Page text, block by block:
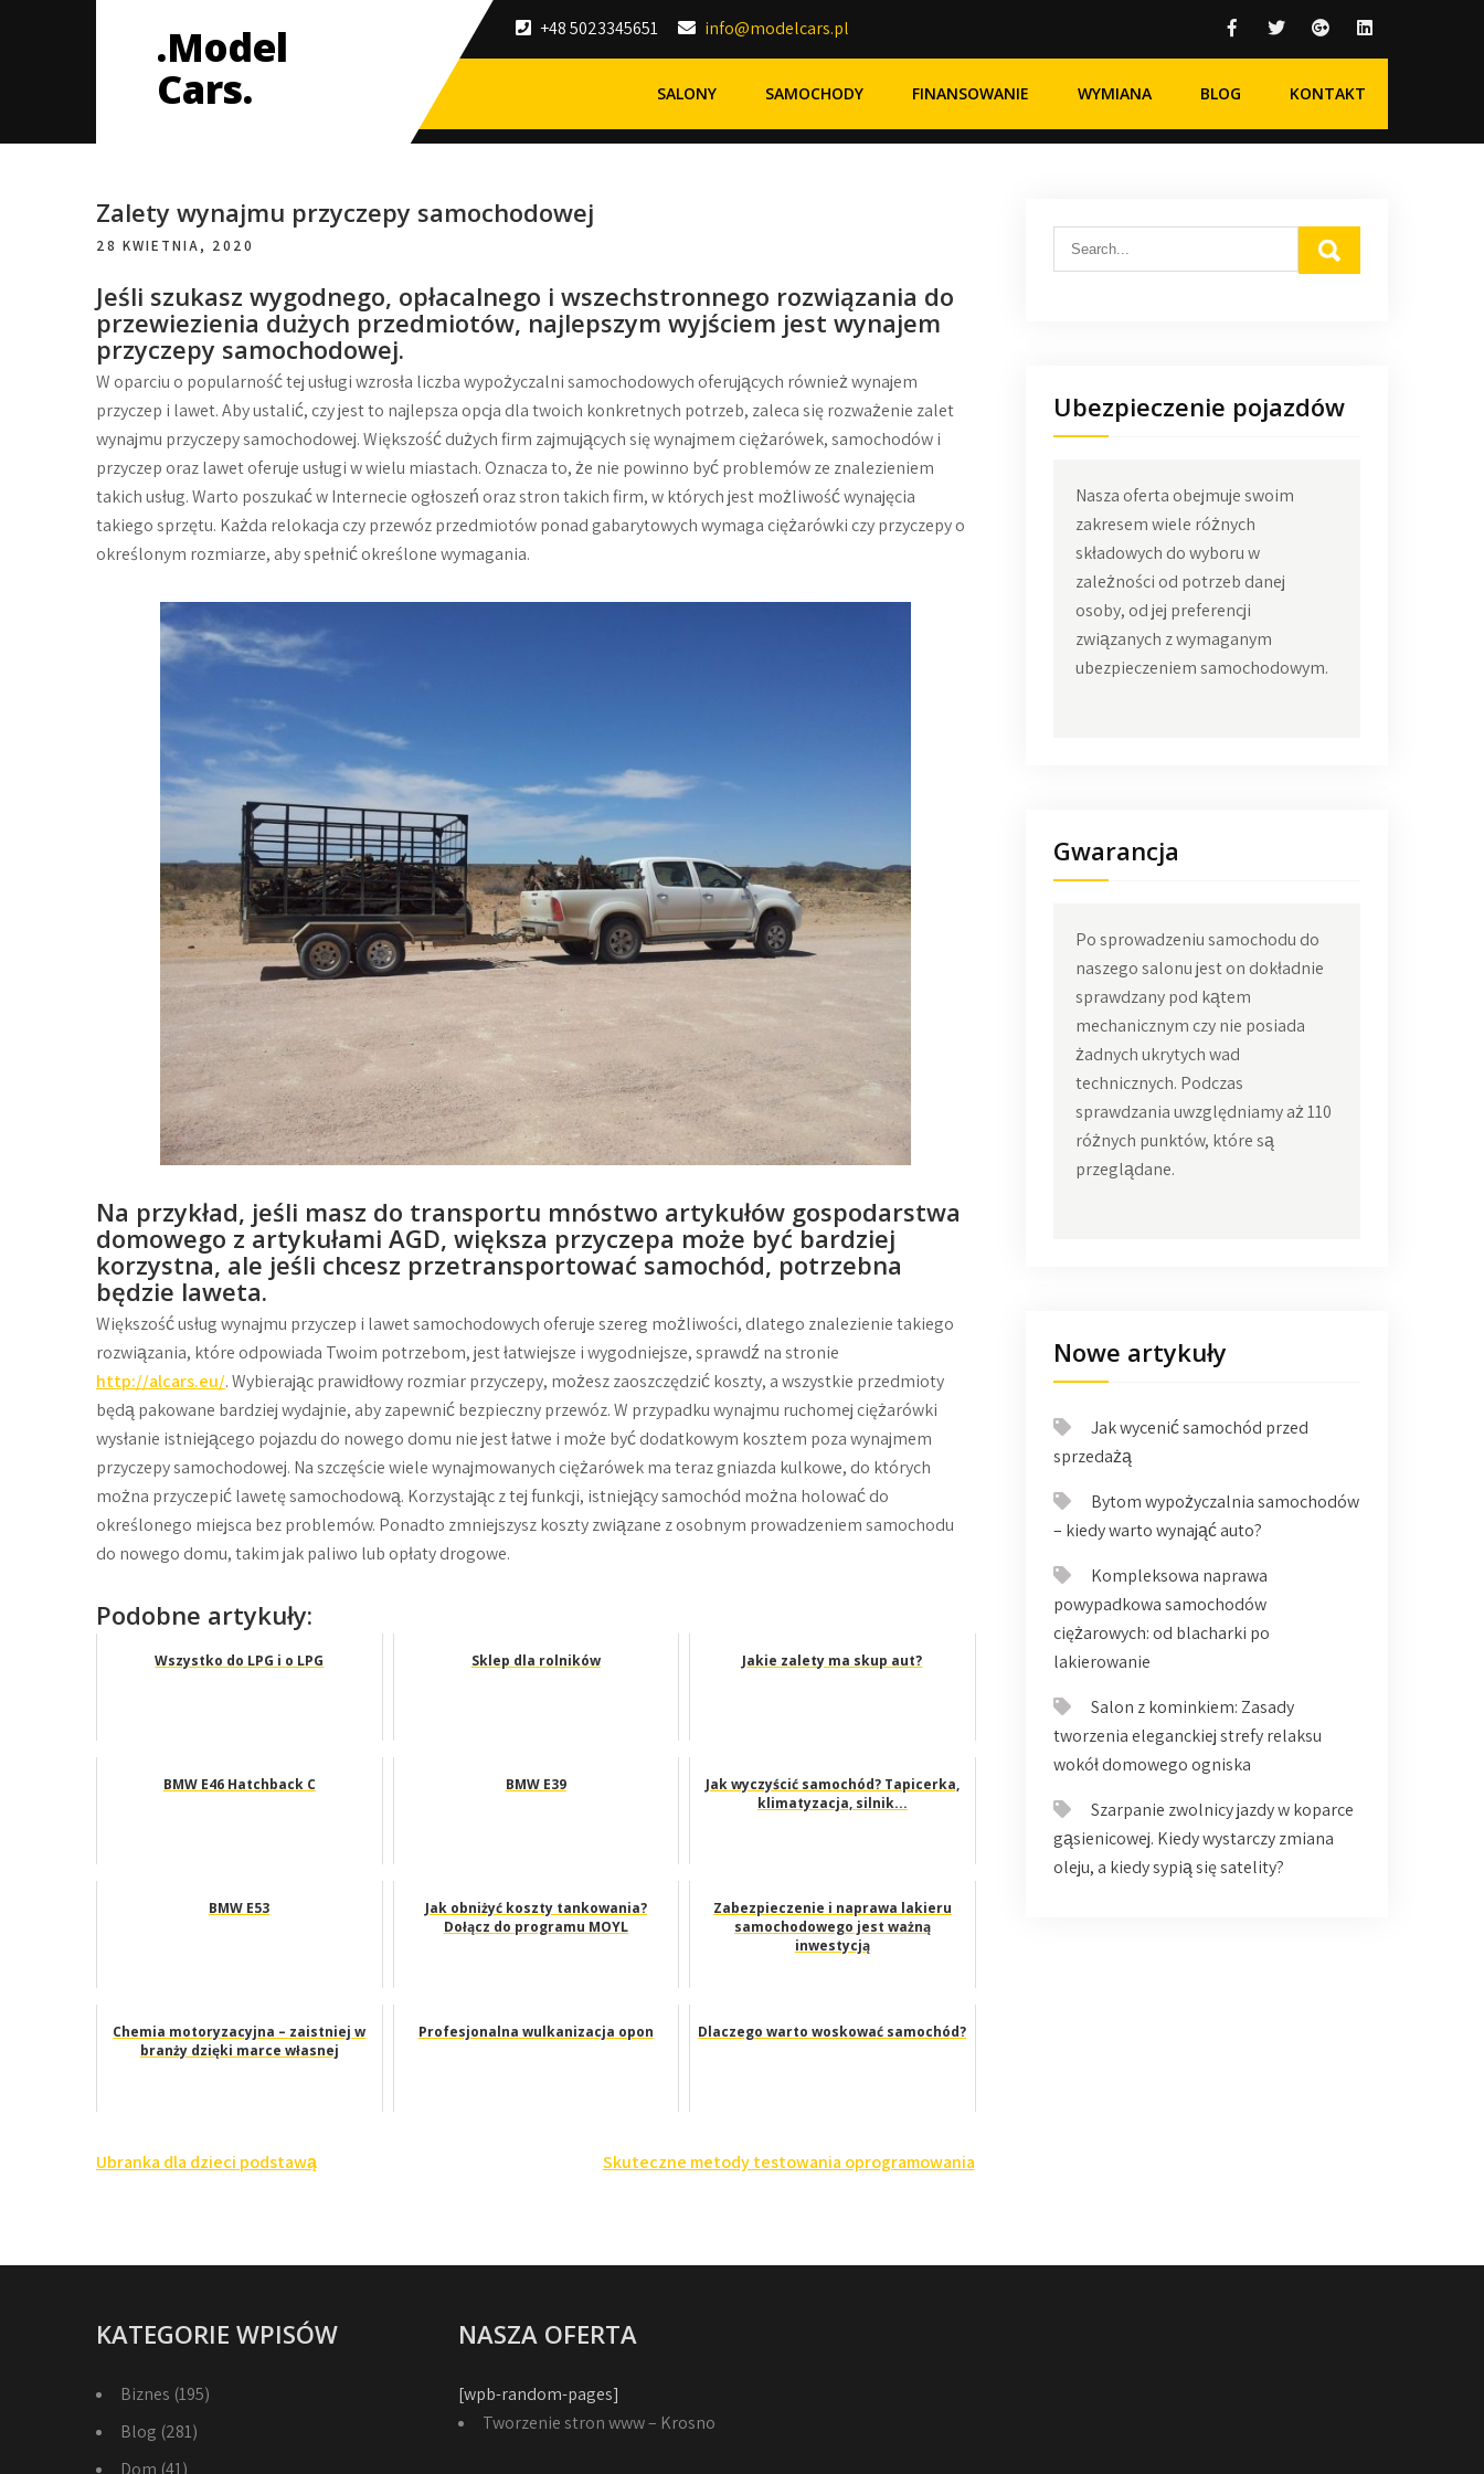
+48 5023345651 info@modelcars.pl
.Model
Cars.
SALONY SAMOCHODY FINANSOWANIE WYMIANA BLOG KONTAKT
Zalety wynajmu przyczepy samochodowej
28 KWIETNIA, 2020
Jeśli szukasz wygodnego, opłacalnego i wszechstronnego rozwiązania do
przewiezienia dużych przedmiotów, najlepszym wyjściem jest wynajem
przyczepy samochodowej.
W oparciu o popularność tej usługi wzrosła liczba wypożyczalni samochodowych oferujących również wynajem
przyczep i lawet. Aby ustalić, czy jest to najlepsza opcja dla twoich konkretnych potrzeb, zaleca się rozważenie zalet
wynajmu przyczepy samochodowej. Większość dużych firm zajmujących się wynajmem ciężarówek, samochodów i
przyczep oraz lawet oferuje usługi w wielu miastach. Oznacza to, że nie powinno być problemów ze znalezieniem
takich usług. Warto poszukać w Internecie ogłoszeń oraz stron takich firm, w których jest możliwość wynajęcia
takiego sprzętu. Każda relokacja czy przewóz przedmiotów ponad gabarytowych wymaga ciężarówki czy przyczepy o
określonym rozmiarze, aby spełnić określone wymagania.
Na przykład, jeśli masz do transportu mnóstwo artykułów gospodarstwa
domowego z artykułami AGD, większa przyczepa może być bardziej
korzystna, ale jeśli chcesz przetransportować samochód, potrzebna
będzie laweta.
Większość usług wynajmu przyczep i lawet samochodowych oferuje szereg możliwości, dlatego znalezienie takiego
rozwiązania, które odpowiada Twoim potrzebom, jest łatwiejsze i wygodniejsze, sprawdź na stronie
http://alcars.eu/. Wybierając prawidłowy rozmiar przyczepy, możesz zaoszczędzić koszty, a wszystkie przedmioty
będą pakowane bardziej wydajnie, aby zapewnić bezpieczny przewóz. W przypadku wynajmu ruchomej ciężarówki
wysłanie istniejącego pojazdu do nowego domu nie jest łatwe i może być dodatkowym kosztem poza wynajmem
przyczepy samochodowej. Na szczęście wiele wynajmowanych ciężarówek ma teraz gniazda kulkowe, do których
można przyczepić lawetę samochodową. Korzystając z tej funkcji, istniejący samochód można holować do
określonego miejsca bez problemów. Ponadto zmniejszysz koszty związane z osobnym prowadzeniem samochodu
do nowego domu, takim jak paliwo lub opłaty drogowe.
Podobne artykuły:
Wszystko do LPG i o LPG Sklep dla rolników Jakie zalety ma skup aut?
BMW E46 Hatchback C BMW E39
Jak wyczyścić samochód? Tapicerka,
klimatyzacja, silnik...
BMW E53
Jak obniżyć koszty tankowania?
Dołącz do programu MOYL
Zabezpieczenie i naprawa lakieru
samochodowego jest ważną
inwestycją
Chemia motoryzacyjna – zaistniej w
branży dzięki marce własnej
Profesjonalna wulkanizacja opon Dlaczego warto woskować samochód?
Nawigacja
Ubranka dla dzieci podstawą Skuteczne metody testowania oprogramowania
Ubezpieczenie pojazdów
Nasza oferta obejmuje swoim
zakresem wiele różnych
składowych do wyboru w
zależności od potrzeb danej
osoby, od jej preferencji
związanych z wymaganym
ubezpieczeniem samochodowym.
Gwarancja
Po sprowadzeniu samochodu do
naszego salonu jest on dokładnie
sprawdzany pod kątem
mechanicznym czy nie posiada
żadnych ukrytych wad
technicznych. Podczas
sprawdzania uwzględniamy aż 110
różnych punktów, które są
przeglądane.
Nowe artykuły
Jak wycenić samochód przed
sprzedażą
Bytom wypożyczalnia samochodów
– kiedy warto wynająć auto?
Kompleksowa naprawa
powypadkowa samochodów
ciężarowych: od blacharki po
lakierowanie
Salon z kominkiem: Zasady
tworzenia eleganckiej strefy relaksu
wokół domowego ogniska
Szarpanie zwolnicy jazdy w koparce
gąsienicowej. Kiedy wystarczy zmiana
oleju, a kiedy sypią się satelity?
KATEGORIE WPISÓW
Biznes (195)
Blog (281)
Dom (41)
NASZA OFERTA
[wpb-random-pages]
Tworzenie stron www – Krosno